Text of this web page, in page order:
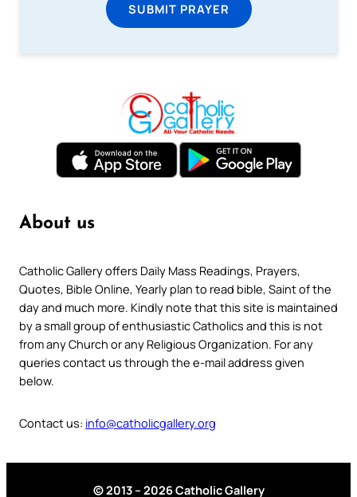
SUBMIT PRAYER
About us
Catholic Gallery offers Daily Mass Readings, Prayers,
Quotes, Bible Online, Yearly plan to read bible, Saint of the
day and much more. Kindly note that this site is maintained
by a small group of enthusiastic Catholics and this is not
from any Church or any Religious Organization. For any
queries contact us through the e-mail address given
below.
Contact us: info@catholicgallery.org
© 2013 – 2026 Catholic Gallery